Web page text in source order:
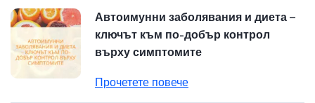
Автоимунни заболявания и диета –
ключът към по-добър контрол
върху симптомите
Прочетете повече